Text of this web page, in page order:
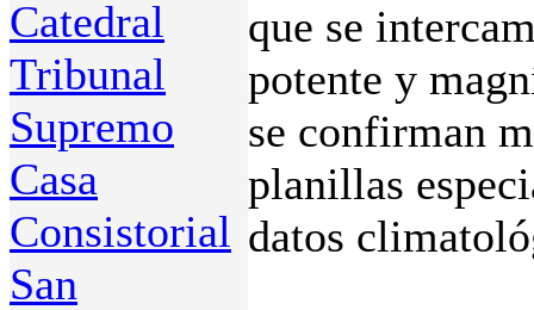
Catedral
Tribunal
Supremo
Casa
Consistorial
San
que se
potente y
se confirman
planillas
datos